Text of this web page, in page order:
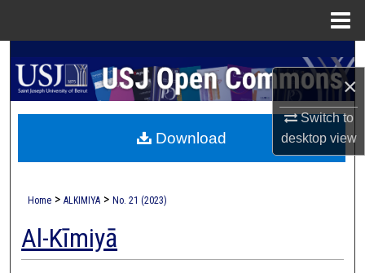
×
Switch to
desktopview
Browse Collections
My Account
Home > ALKIMIYA > No. 21 (2023)
Al-Kīmiyā
Download